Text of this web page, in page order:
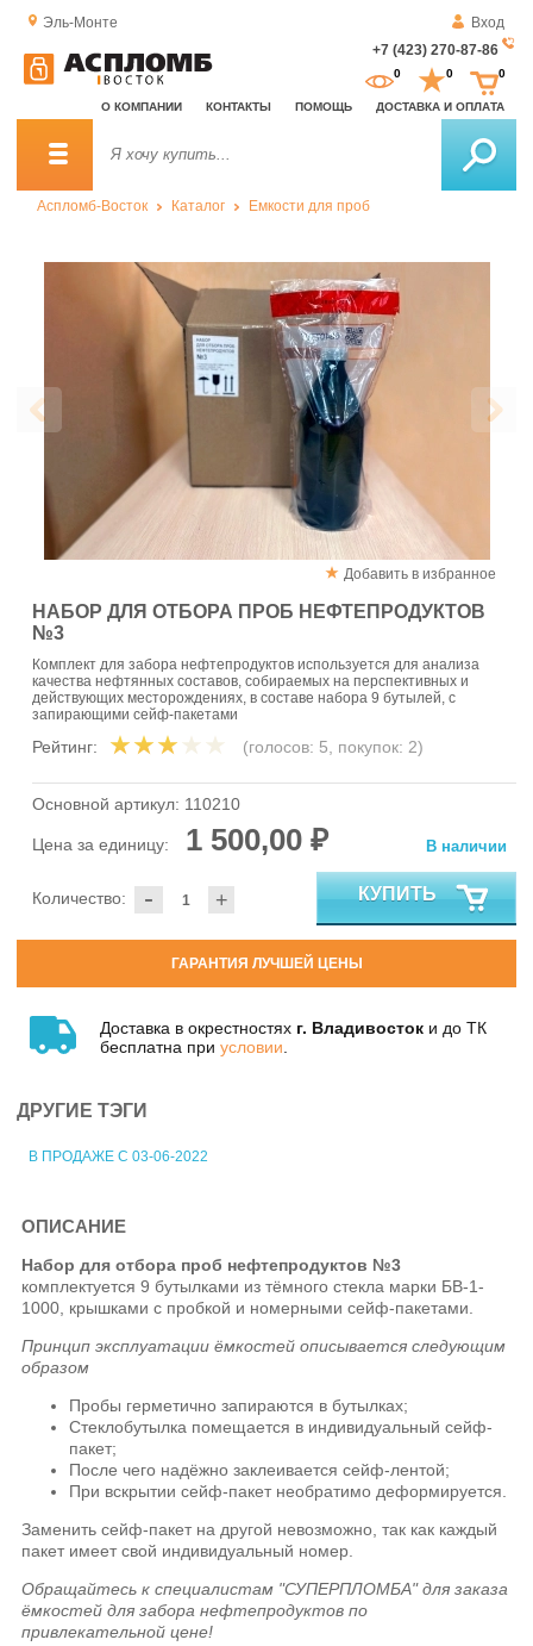
Эль-Монте
Вход
+7 (423) 270-87-86
О КОМПАНИИ КОНТАКТЫ ПОМОЩЬ ДОСТАВКА И ОПЛАТА
0 0 0
Аспломб-Восток Каталог Емкости для проб
Добавить в избранное
НАБОР ДЛЯ ОТБОРА ПРОБ НЕФТЕПРОДУКТОВ
№3
Комплект для забора нефтепродуктов используется для анализа
качества нефтянных составов, собираемых на перспективных и
действующих месторождениях, в составе набора 9 бутылей, с
запирающими сейф-пакетами
Рейтинг: (голосов: 5, покупок: 2)
Основной артикул: 110210
Цена за единицу: 1 500,00 ₽
- +
Количество:
В наличии
КУПИТЬ
ГАРАНТИЯ ЛУЧШЕЙ ЦЕНЫ
Доставка в окрестностях г. Владивосток и до ТК
бесплатна при условии
ДРУГИЕ ТЭГИ
В ПРОДАЖЕ С 03-06-2022
ОПИСАНИЕ
Набор для отбора проб нефтепродуктов №3
комплектуется 9 бутылками из тёмного стекла марки БВ-1-
1000, крышками с пробкой и номерными сейф-пакетами.
Принцип эксплуатации ёмкостей описывается следующим
образом
Пробы герметично запираются в бутылках;
Стеклобутылка помещается в индивидуальный сейф-
пакет;
После чего надёжно заклеивается сейф-лентой;
При вскрытии сейф-пакет необратимо деформируется.
Заменить сейф-пакет на другой невозможно, так как каждый
пакет имеет свой индивидуальный номер.
Обращайтесь к специалистам "СУПЕРПЛОМБА" для заказа
ёмкостей для забора нефтепродуктов по
привлекательной цене!